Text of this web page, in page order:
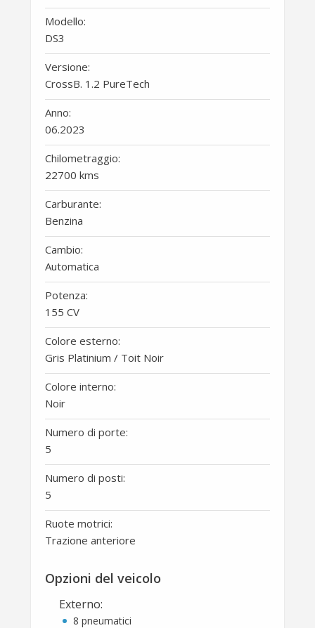
Modello:
DS3
Versione:
CrossB. 1.2 PureTech
Anno:
06.2023
Chilometraggio:
22700 kms
Carburante:
Benzina
Cambio:
Automatica
Potenza:
155 CV
Colore esterno:
Gris Platinium / Toit Noir
Colore interno:
Noir
Numero di porte:
5
Numero di posti:
5
Ruote motrici:
Trazione anteriore
Opzioni del veicolo
Externo:
8 pneumatici